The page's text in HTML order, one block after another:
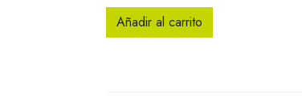
Añadir al carrito